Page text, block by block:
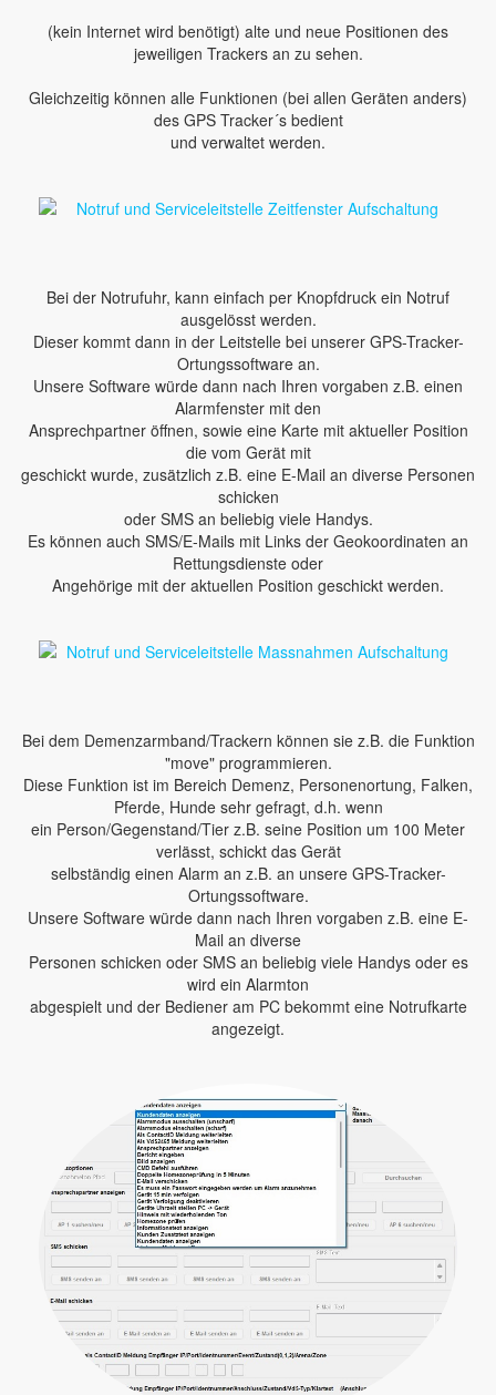
(kein Internet wird benötigt) alte und neue Positionen des
jeweiligen Trackers an zu sehen.
Gleichzeitig können alle Funktionen (bei allen Geräten anders)
des GPS Tracker´s bedient
und verwaltet werden.
Bei der Notrufuhr, kann einfach per Knopfdruck ein Notruf
ausgelösst werden.
Dieser kommt dann in der Leitstelle bei unserer GPS-Tracker-
Ortungssoftware an.
Unsere Software würde dann nach Ihren vorgaben z.B. einen
Alarmfenster mit den
Ansprechpartner öffnen, sowie eine Karte mit aktueller Position
die vom Gerät mit
geschickt wurde, zusätzlich z.B. eine E-Mail an diverse Personen
schicken
oder SMS an beliebig viele Handys.
Es können auch SMS/E-Mails mit Links der Geokoordinaten an
Rettungsdienste oder
Angehörige mit der aktuellen Position geschickt werden.
Bei dem Demenzarmband/Trackern können sie z.B. die Funktion
"move" programmieren.
Diese Funktion ist im Bereich Demenz, Personenortung, Falken,
Pferde, Hunde sehr gefragt, d.h. wenn
ein Person/Gegenstand/Tier z.B. seine Position um 100 Meter
verlässt, schickt das Gerät
selbständig einen Alarm an z.B. an unsere GPS-Tracker-
Ortungssoftware.
Unsere Software würde dann nach Ihren vorgaben z.B. eine E-
Mail an diverse
Personen schicken oder SMS an beliebig viele Handys oder es
wird ein Alarmton
abgespielt und der Bediener am PC bekommt eine Notrufkarte
angezeigt.